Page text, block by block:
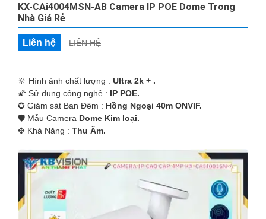
KX-CAi4004MSN-AB Camera IP POE Dome Trong
Nhà Giá Rẻ
Liên hệ LIÊN HỆ
🔆 Hình ảnh chất lượng : Ultra 2k + .
🌠 Sử dụng công nghệ : IP POE.
✪ Giám sát Ban Đêm : Hồng Ngoại 40m ONVIF.
🛡 Mẫu Camera Dome Kim loại.
️✤ Khả Năng : Thu Âm.